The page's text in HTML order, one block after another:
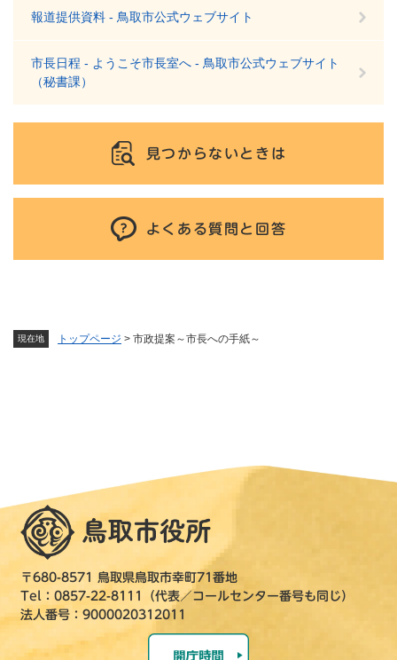
現在地 トップページ > 市政提案～市長への手紙～
報道提供資料 - 鳥取市公式ウェブサイト
市長日程 - ようこそ市長室へ - 鳥取市公式ウェブサイト
（秘書課）
見つからないときは
よくある質問と回答
〒680-8571 鳥取県鳥取市幸町71番地
Tel：0857-22-8111（代表／コールセンター番号も同じ）
法人番号：9000020312011